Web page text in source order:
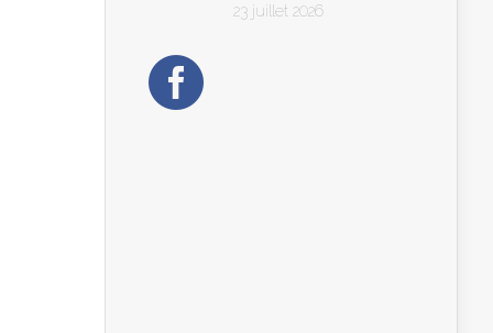
23 juillet 2026